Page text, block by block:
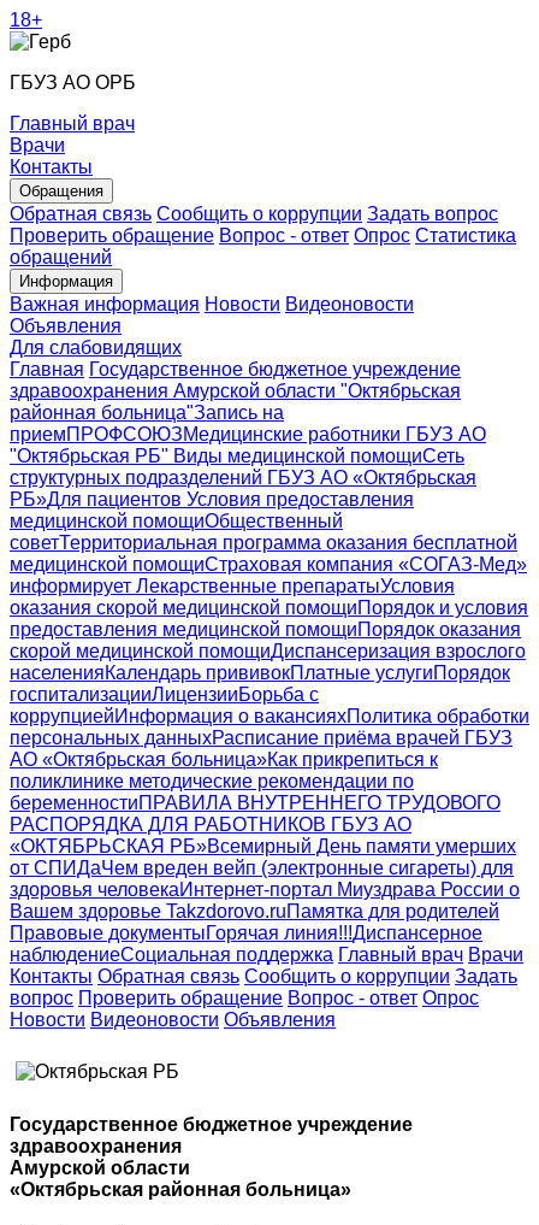
18+
ГБУЗ АО ОРБ
Главный врач
Врачи
Контакты
Обращения
Обратная связь Сообщить о коррупции Задать вопрос
Проверить обращение Вопрос - ответ Опрос Статистика
обращений
Информация
Важная информация Новости Видеоновости
Объявления
Для слабовидящих
Главная Государственное бюджетное учреждение
здравоохранения Амурской области "Октябрьская
районная больница"Запись на
приемПРОФСОЮЗМедицинские работники ГБУЗ АО
"Октябрьская РБ" Виды медицинской помощиСеть
структурных подразделений ГБУЗ АО «Октябрьская
РБ»Для пациентов Условия предоставления
медицинской помощиОбщественный
советТерриториальная программа оказания бесплатной
медицинской помощиСтраховая компания «СОГАЗ-Мед»
информирует Лекарственные препаратыУсловия
оказания скорой медицинской помощиПорядок и условия
предоставления медицинской помощиПорядок оказания
скорой медицинской помощиДиспансеризация взрослого
населенияКалендарь прививокПлатные услугиПорядок
госпитализацииЛицензииБорьба с
коррупциейИнформация о вакансияхПолитика обработки
персональных данныхРасписание приёма врачей ГБУЗ
АО «Октябрьская больница»Как прикрепиться к
поликлинике методические рекомендации по
беременностиПРАВИЛА ВНУТРЕННЕГО ТРУДОВОГО
РАСПОРЯДКА ДЛЯ РАБОТНИКОВ ГБУЗ АО
«ОКТЯБРЬСКАЯ РБ»Всемирный День памяти умерших
от СПИДаЧем вреден вейп (электронные сигареты) для
здоровья человекаИнтернет-портал Миyздрава России о
Вашем здоровье Takzdorovo.ruПамятка для родителей
Правовые документыГорячая линия!!!Диспансерное
наблюдениеСоциальная поддержка Главный врач Врачи
Контакты Обратная связь Сообщить о коррупции Задать
вопрос Проверить обращение Вопрос - ответ Опрос
Новости Видеоновости Объявления
Государственное бюджетное учреждение
здравоохранения
Амурской области
«Октябрьская районная больница»